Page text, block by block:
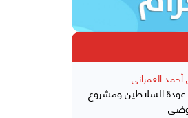
العمراني
السلاطين ومشروع